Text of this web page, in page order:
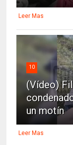
Leer Mas
10
(Vídeo)
un motín
Leer Mas